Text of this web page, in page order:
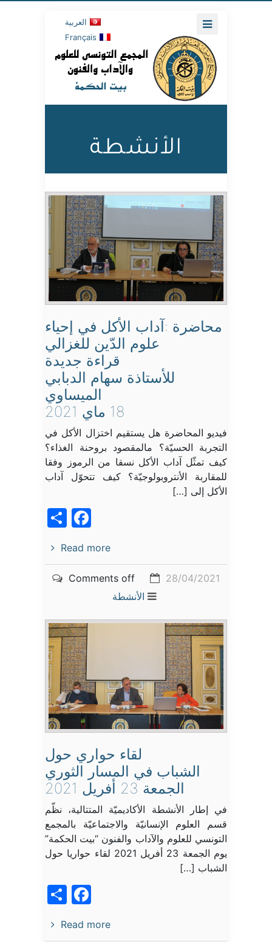
العربية
Français
الأنشطة
محاضرة :آداب الأكل في إحياء
علوم الدّين للغزالي
قراءة جديدة
للأستاذة سهام الدبابي
الميساوي
18 ماي 2021
فيديو المحاضرة هل يستقيم اختزال الأكل في
التجربة الحسيّة؟ مالمقصود بروحنة الغذاء؟
كيف تمثّل آداب الأكل نسقا من الرموز وفقا
للمقاربة الأنتروبولوجيّة؟ كيف تتحوّل آداب
الأكل إلى […]
Read more
28/04/2021
Comments off
الأنشطة
لقاء حواري حول
الشباب في المسار الثوري
الجمعة 23 أفريل 2021
في إطار الأنشطة الأكاديميّة المتتالية، نظّم
قسم العلوم الإنسانيّة والاجتماعيّة بالمجمع
التونسي للعلوم والآداب والفنون “بيت الحكمة”
يوم الجمعة 23 أفريل 2021 لقاء حواريا حول
الشباب […]
Read more